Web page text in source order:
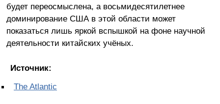
будет переосмыслена, а восьмидесятилетнее
доминирование США в этой области может
показаться лишь яркой вспышкой на фоне научной
деятельности китайских учёных.
Источник:
The Atlantic